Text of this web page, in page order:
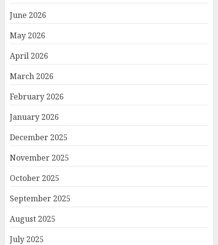
June 2026
May 2026
April 2026
March 2026
February 2026
January 2026
December 2025
November 2025
October 2025
September 2025
August 2025
July 2025